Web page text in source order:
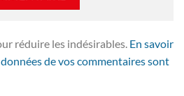
réduire les indésirables. En savoir
de vos commentaires sont